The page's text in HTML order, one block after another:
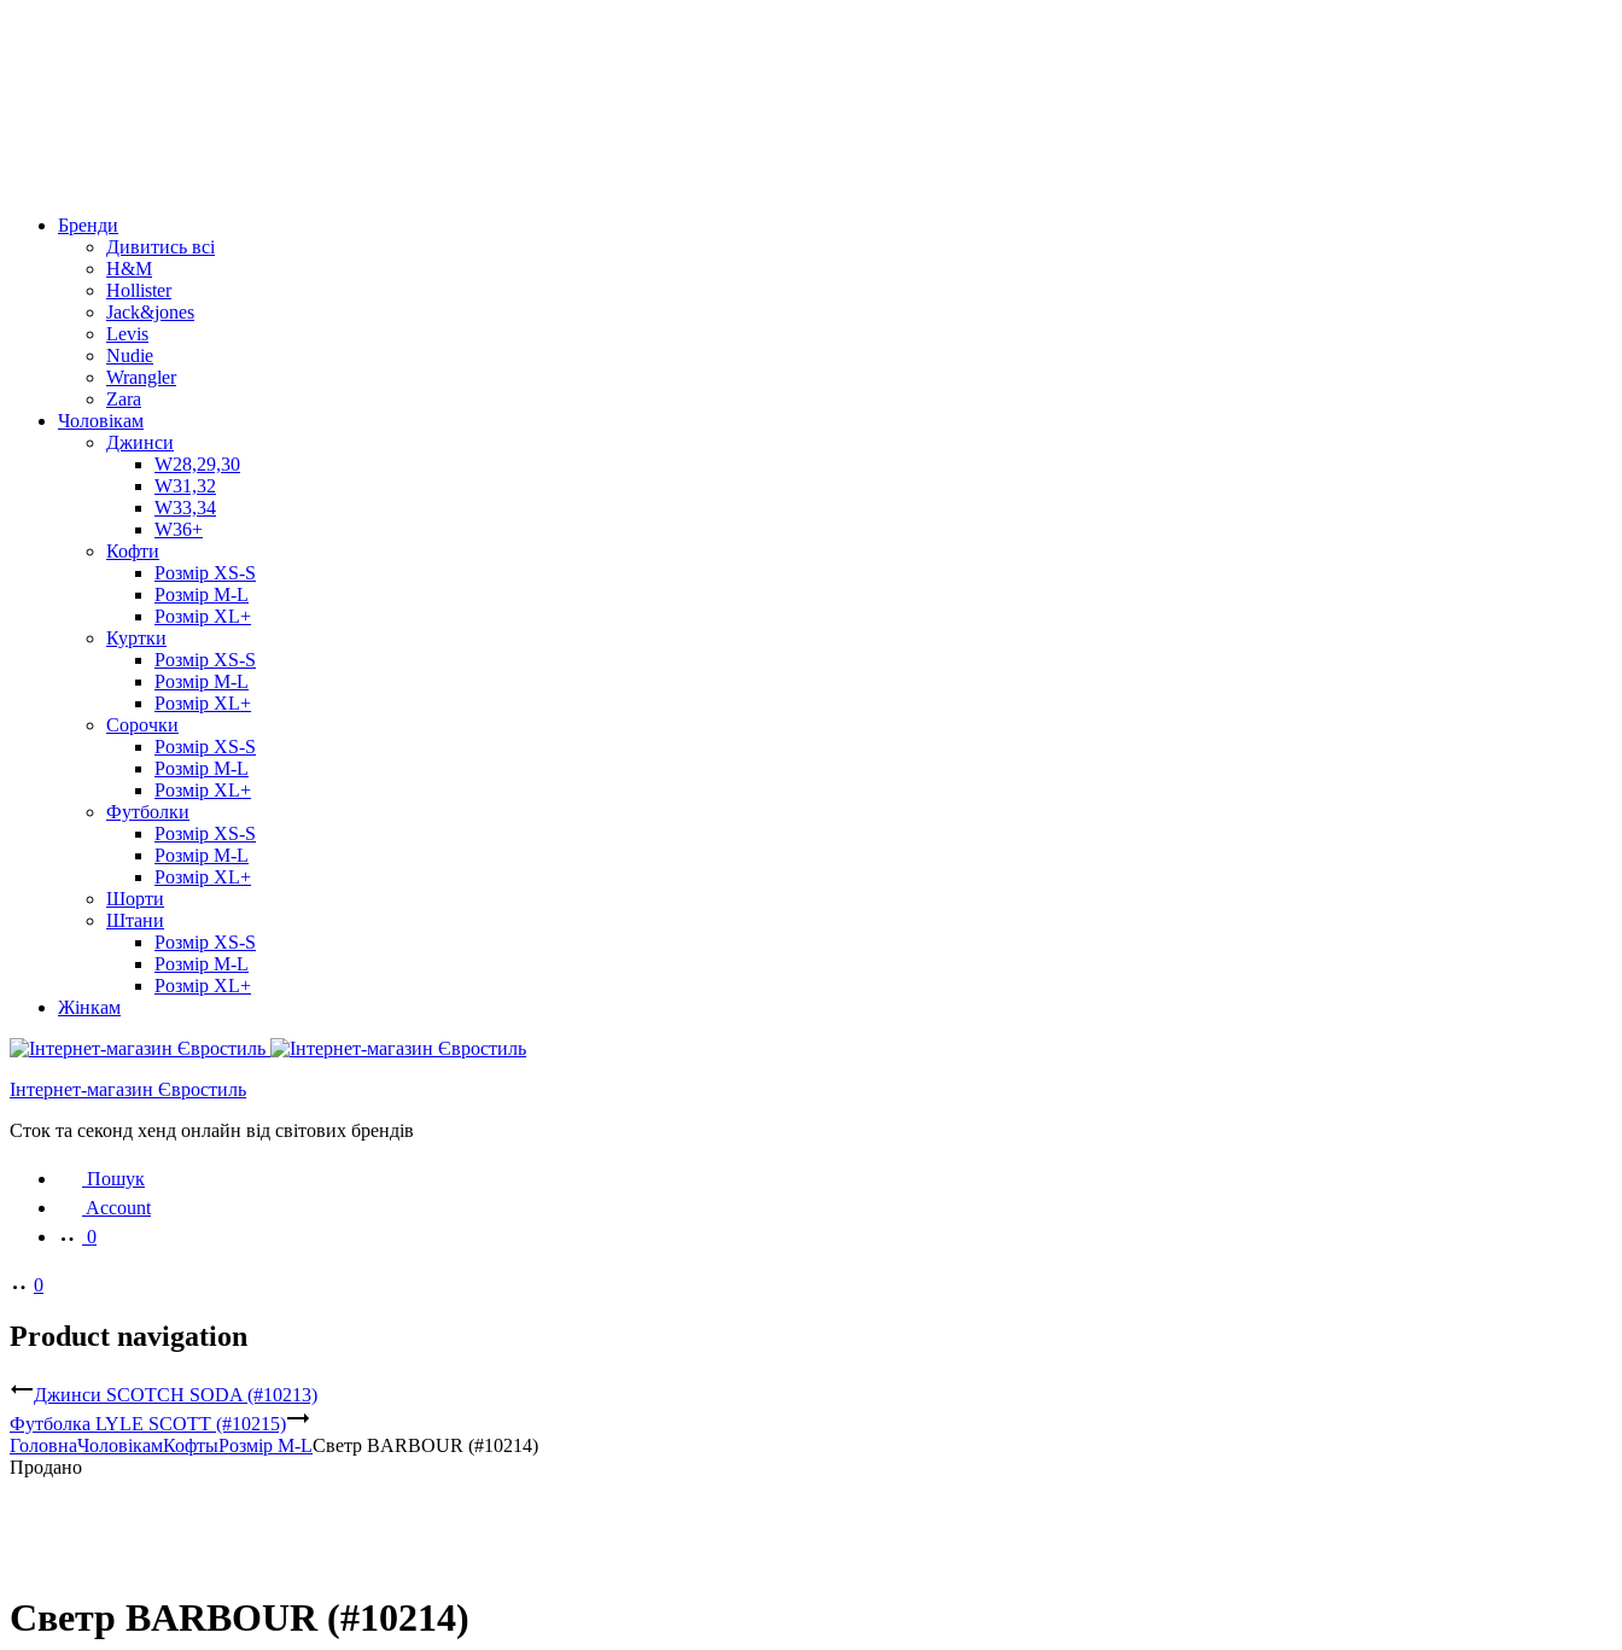
Бренди
Дивитись всі
H&M
Hollister
Jack&jones
Levis
Nudie
Wrangler
Zara
Чоловікам
Джинси
W28,29,30
W31,32
W33,34
W36+
Кофти
Розмір XS-S
Розмір M-L
Розмір XL+
Куртки
Розмір XS-S
Розмір M-L
Розмір XL+
Сорочки
Розмір XS-S
Розмір M-L
Розмір XL+
Футболки
Розмір XS-S
Розмір M-L
Розмір XL+
Шорти
Штани
Розмір XS-S
Розмір M-L
Розмір XL+
Жінкам
Інтернет-магазин Євростиль
Сток та секонд хенд онлайн від світових брендів
Пошук
Account
0
0
Product navigation
Джинси SCOTCH SODA (#10213)
Футболка LYLE SCOTT (#10215)
ГоловнаЧоловікамКофтыРозмір M-LСветр BARBOUR (#10214)
Продано
Светр BARBOUR (#10214)